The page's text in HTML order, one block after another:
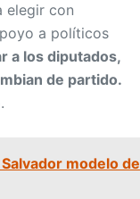
elegir con
a políticos
a los diputados,
de partido.
modelo de